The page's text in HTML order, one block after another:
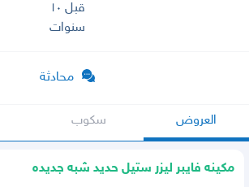
قبل ١٠
سنوات
محادثة
العروض سكوب
مكينه فايبر ليزر ستيل حديد شبه جديده